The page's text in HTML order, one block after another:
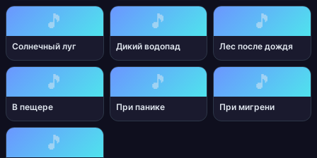
🎵
Солнечный луг
🎵
Дикий водопад
🎵
Лес после дождя
🎵
В пещере
🎵
При панике
🎵
При мигрени
🎵